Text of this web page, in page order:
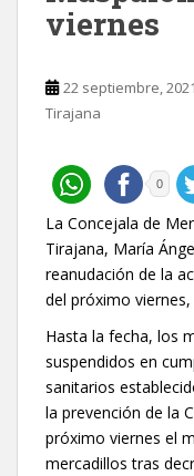
viernes
22 septiembre, 2021
Tirajana
0
La Concejala de
Tirajana, María
reanudación de la
del próximo
Hasta la fecha, los
suspendidos en
sanitarios
la prevención de la
próximo viernes el
mercadillos tras